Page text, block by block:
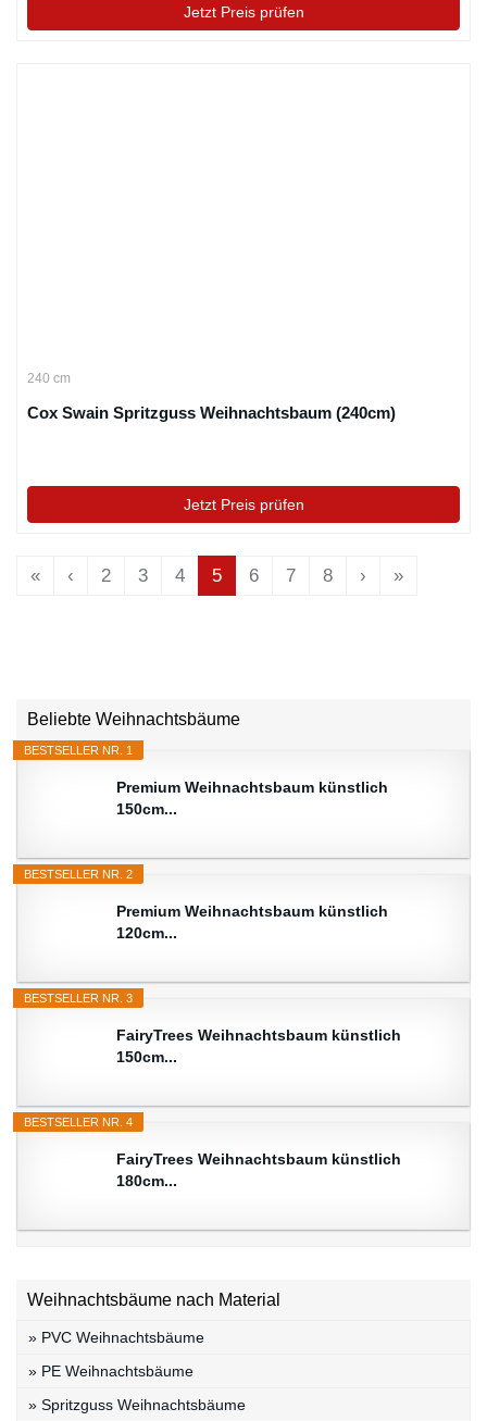
Jetzt Preis prüfen
240 cm
Cox Swain Spritzguss Weihnachtsbaum (240cm)
Jetzt Preis prüfen
« ‹ 2 3 4 5 6 7 8 › »
Beliebte Weihnachtsbäume
BESTSELLER NR. 1
Premium Weihnachtsbaum künstlich
150cm...
BESTSELLER NR. 2
Premium Weihnachtsbaum künstlich
120cm...
BESTSELLER NR. 3
FairyTrees Weihnachtsbaum künstlich
150cm...
BESTSELLER NR. 4
FairyTrees Weihnachtsbaum künstlich
180cm...
Weihnachtsbäume nach Material
» PVC Weihnachtsbäume
» PE Weihnachtsbäume
» Spritzguss Weihnachtsbäume